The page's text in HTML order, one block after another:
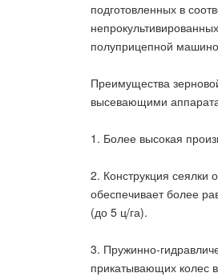
подготовленных в
полуприцепной
Преимущества
высевающими
1. Более высокая
2. Конструкция
обеспечивает более
(до 5 ц/га).
3. Пружинно-
прикатывающих колес